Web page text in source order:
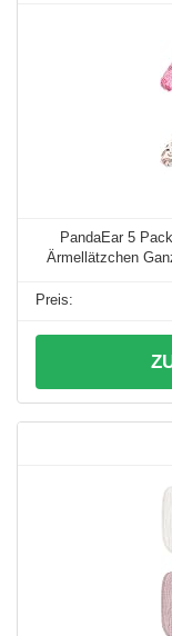
PandaEar 5
Ärmellätzchen